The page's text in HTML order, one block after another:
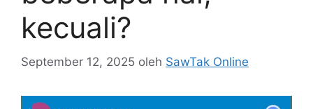
kecuali?
September 12, 2025 oleh SawTak Online